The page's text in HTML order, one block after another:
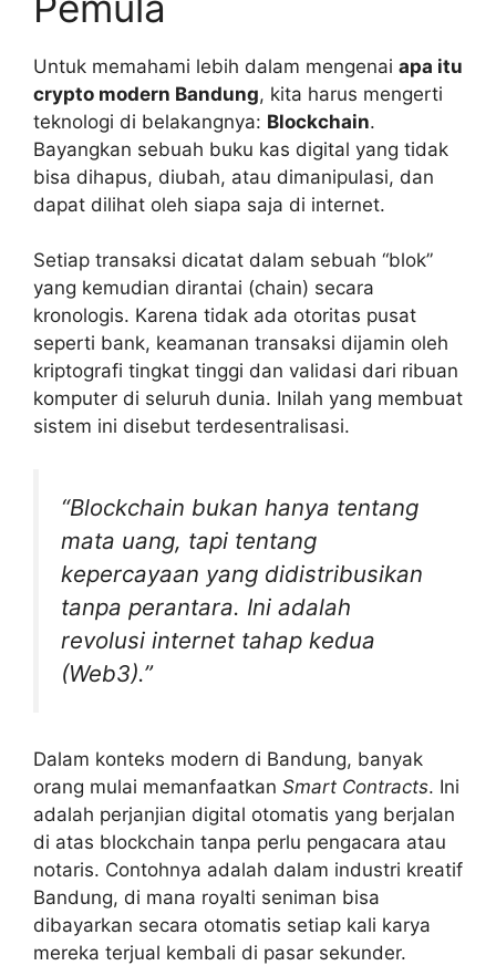
Untuk memahami lebih dalam mengenai apa itu
crypto modern Bandung, kita harus mengerti
teknologi di belakangnya: Blockchain.
Bayangkan sebuah buku kas digital yang tidak
bisa dihapus, diubah, atau dimanipulasi, dan
dapat dilihat oleh siapa saja di internet.
Setiap transaksi dicatat dalam sebuah “blok”
yang kemudian dirantai (chain) secara
kronologis. Karena tidak ada otoritas pusat
seperti bank, keamanan transaksi dijamin oleh
kriptografi tingkat tinggi dan validasi dari ribuan
komputer di seluruh dunia. Inilah yang membuat
sistem ini disebut terdesentralisasi.
“Blockchain bukan hanya tentang
mata uang, tapi tentang
kepercayaan yang didistribusikan
tanpa perantara. Ini adalah
revolusi internet tahap kedua
(Web3).”
Dalam konteks modern di Bandung, banyak
orang mulai memanfaatkan Smart Contracts. Ini
adalah perjanjian digital otomatis yang berjalan
di atas blockchain tanpa perlu pengacara atau
notaris. Contohnya adalah dalam industri kreatif
Bandung, di mana royalti seniman bisa
dibayarkan secara otomatis setiap kali karya
mereka terjual kembali di pasar sekunder.